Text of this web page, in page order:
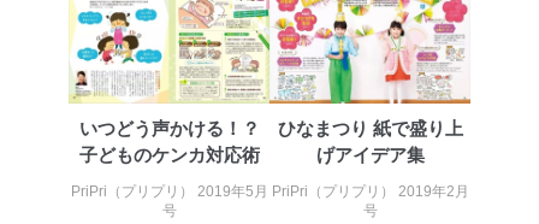
個人情報保護マネジメントシステムの継続的改善
当社は、内部監査及びマネジメントレビューの機会を通
じて、個人情報保護マネジメントシステムを継続的に改
善し、常に最良の状態を維持します。
苦情及び相談受付け窓口
貴殿の個人情報及び当社の個人情報保護マネジメントシ
いつどう声かける！？
子どものケンカ対応術
PriPri（プリプリ） 2019年5月
号
ひなまつり 紙で盛り上
げアイデア集
PriPri（プリプリ） 2019年2月
号